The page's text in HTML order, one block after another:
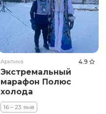
Арктика 4.9
Экстремальный
марафон Полюс
холода
16 – 23 янв